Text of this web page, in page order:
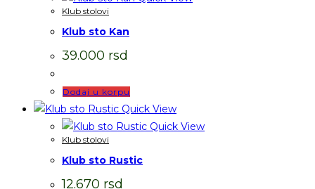
Klub stolovi
Klub sto Kan
39.000 rsd
Dodaj u korpu
Quick View
Quick View
Klub stolovi
Klub sto Rustic
12.670 rsd